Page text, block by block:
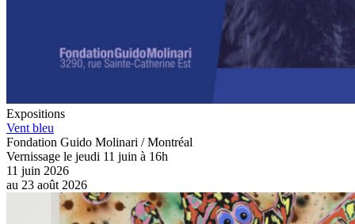
Expositions
Vent bleu
Fondation Guido Molinari / Montréal
Vernissage le jeudi 11 juin à 16h
11 juin 2026
au 23 août 2026